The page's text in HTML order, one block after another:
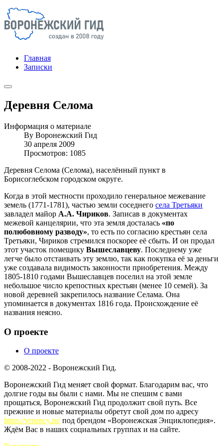
Главная
Записки
Деревня Селома
Информация о материале
By Воронежский Гид
30 апреля 2009
Просмотров: 1085
Деревня Селома (Селома), населённый пункт в
Борисоглебском городском округе.
Когда в этой местности проходило генеральное межевание
земель (1771-1781), частью земли соседнего села Третьяки
завладел майор А.А. Чириков. Записав в документах
межевой канцелярии, что эта земля досталась «по
полюбовному разводу», то есть по согласию крестьян села
Третьяки, Чириков стремился поскорее её сбыть. И он продал
этот участок помещику Вышеславцеву. Последнему уже
легче было отстаивать эту землю, так как покупка её за деньги
уже создавала видимость законности приобретения. Между
1805-1810 годами Вышеславцев поселил на этой земле
небольшое число крепостных крестьян (менее 10 семей). За
новой деревней закрепилось название Селама. Она
упоминается в документах 1816 года. Происхождение её
названия неясно.
О проекте
О проекте
© 2008-2022 - Воронежский Гид.
Воронежский Гид меняет свой формат. Благодарим вас, что
долгие годы вы были с нами. Мы не спешим с вами
прощаться, Воронежский Гид продолжит свой путь. Все
прежние и новые материалы обретут свой дом по адресу
https://vrnency.ru/под брендом «Воронежская Энциклопедия».
Ждём Вас в наших социальных группах и на сайте.